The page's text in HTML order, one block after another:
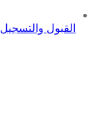
القبول والتسجيل